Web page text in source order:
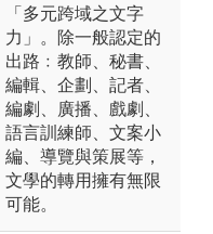
「多元跨域之文字
力」。除一般認定的
出路﹕教師、秘書、
編輯、企劃、記者、
編劇、廣播、戲劇、
語言訓練師、文案小
編、導覽與策展等，
文學的轉用擁有無限
可能。